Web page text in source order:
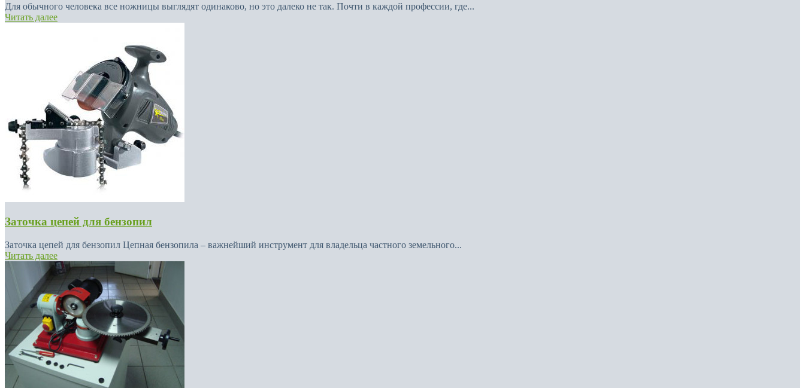
Для обычного человека все ножницы выглядят одинаково, но это далеко не так. Почти в каждой профессии, где...
Читать далее
Заточка цепей для бензопил
Заточка цепей для бензопил Цепная бензопила – важнейший инструмент для владельца частного земельного...
Читать далее